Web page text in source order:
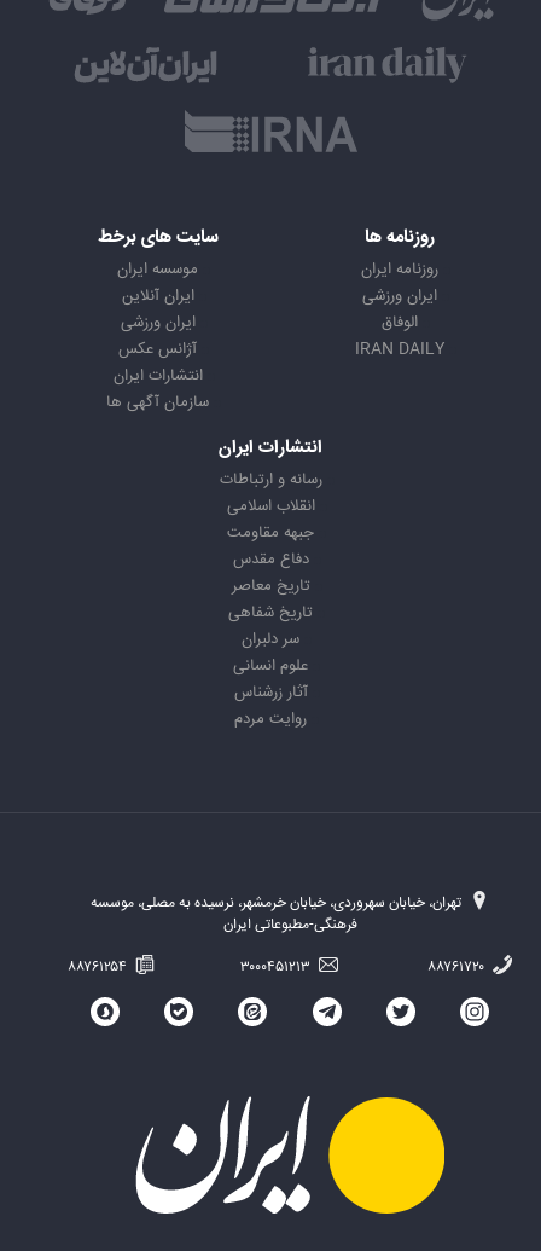
روزنامه ها
روزنامه ایران
ایران ورزشی
الوفاق
IRAN DAILY
سایت های برخط
موسسه ایران
ایران آنلاین
ایران ورزشی
آژانس عکس
انتشارات ایران
سازمان آگهی ها
انتشارات ایران
رسانه و ارتباطات
انقلاب اسلامی
جبهه مقاومت
دفاع مقدس
تاریخ معاصر
تاریخ شفاهی
سر دلبران
علوم انسانی
آثار زرشناس
روایت مردم
تهران، خیابان سهروردی، خیابان خرمشهر، نرسیده به مصلی، موسسه
فرهنگی-مطبوعاتی ایران